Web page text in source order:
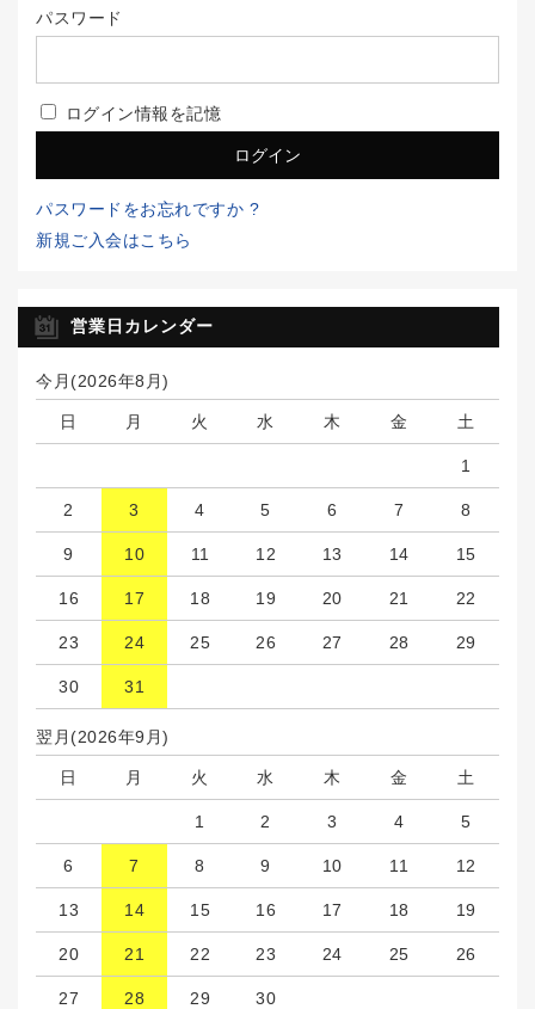
パスワード
ログイン情報を記憶
パスワードをお忘れですか ?
新規ご入会はこちら
営業日カレンダー
今月(2026年8月)
日 月 火 水 木 金 土
1
2 3 4 5 6 7 8
9 10 11 12 13 14 15
16 17 18 19 20 21 22
23 24 25 26 27 28 29
30 31
翌月(2026年9月)
日 月 火 水 木 金 土
1 2 3 4 5
6 7 8 9 10 11 12
13 14 15 16 17 18 19
20 21 22 23 24 25 26
27 28 29 30